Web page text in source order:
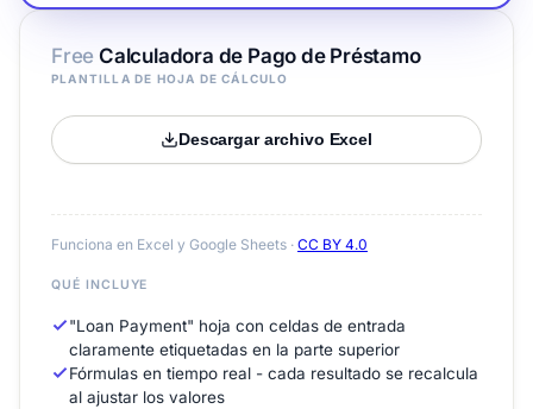
Free Calculadora de Pago de Préstamo
PLANTILLA DE HOJA DE CÁLCULO
Descargar archivo Excel
Funciona en Excel y Google Sheets · CC BY 4.0
QUÉ INCLUYE
"Loan Payment" hoja con celdas de entrada
claramente etiquetadas en la parte superior
Fórmulas en tiempo real - cada resultado se recalcula
al ajustar los valores